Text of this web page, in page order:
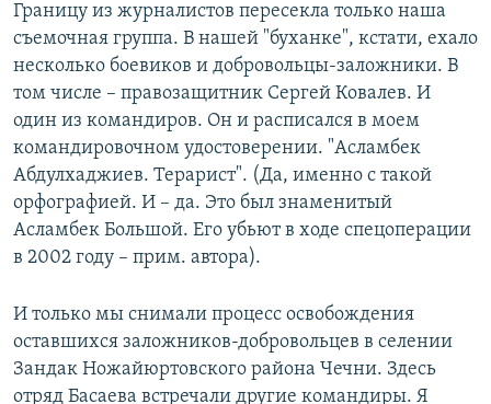
Границу из журналистов пересекла только наша
съемочная группа. В нашей "буханке", кстати, ехало
несколько боевиков и добровольцы-заложники. В
том числе – правозащитник Сергей Ковалев. И
один из командиров. Он и расписался в моем
командировочном удостоверении. "Асламбек
Абдулхаджиев. Терарист". (Да, именно с такой
орфографией. И – да. Это был знаменитый
Асламбек Большой. Его убьют в ходе спецоперации
в 2002 году – прим. автора).
И только мы снимали процесс освобождения
оставшихся заложников-добровольцев в селении
Зандак Ножайюртовского района Чечни. Здесь
отряд Басаева встречали другие командиры. Я